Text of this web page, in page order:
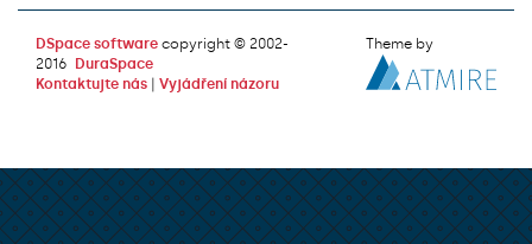
DSpace software copyright © 2002-
2016
DuraSpace
Kontaktujte nás
Vyjádření názoru
Theme by